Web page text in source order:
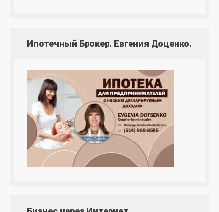
Ипотечный Брокер. Евгения Доценко.